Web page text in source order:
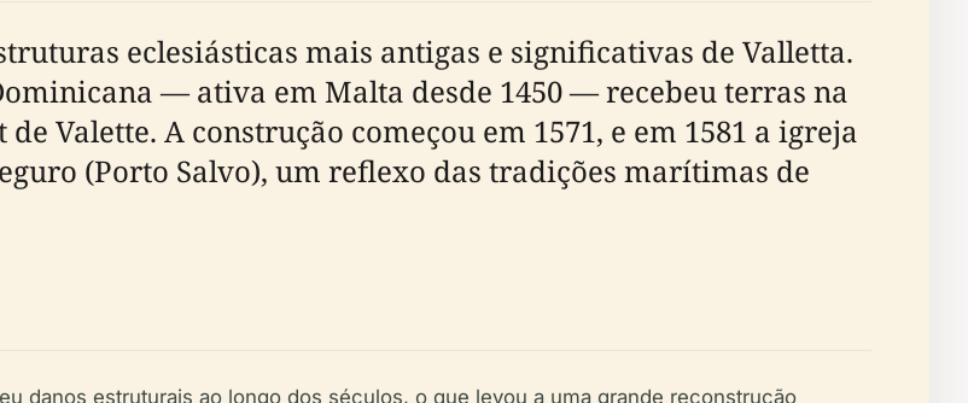
eclesiásticas mais antigas e significativas de Valletta.
— ativa em Malta desde 1450 — recebeu terras na
Valette. A construção começou em 1571, e em 1581 a igreja
(Porto Salvo), um reflexo das tradições marítimas de
danos estruturais ao longo dos séculos, o que levou a uma grande reconstrução